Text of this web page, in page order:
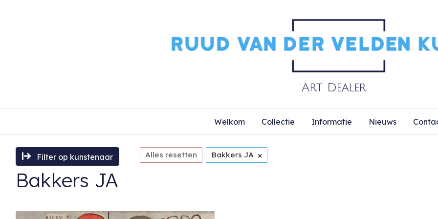
Welkom Collectie Informatie Nieuws
Filter op kunstenaar Alles resetten Bakkers JA ×
Bakkers JA